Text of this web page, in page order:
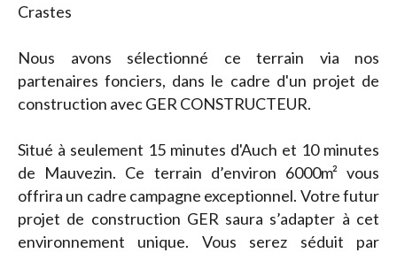
Crastes
Nous avons sélectionné ce terrain via nos
partenaires fonciers, dans le cadre d'un projet de
construction avec GER CONSTRUCTEUR.
Situé à seulement 15 minutes d'Auch et 10 minutes
de Mauvezin. Ce terrain d’environ 6000m² vous
offrira un cadre campagne exceptionnel. Votre futur
projet de construction GER saura s’adapter à cet
environnement unique. Vous serez séduit par